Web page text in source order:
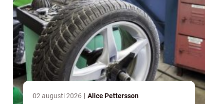
02 augusti 2026 Alice Pettersson